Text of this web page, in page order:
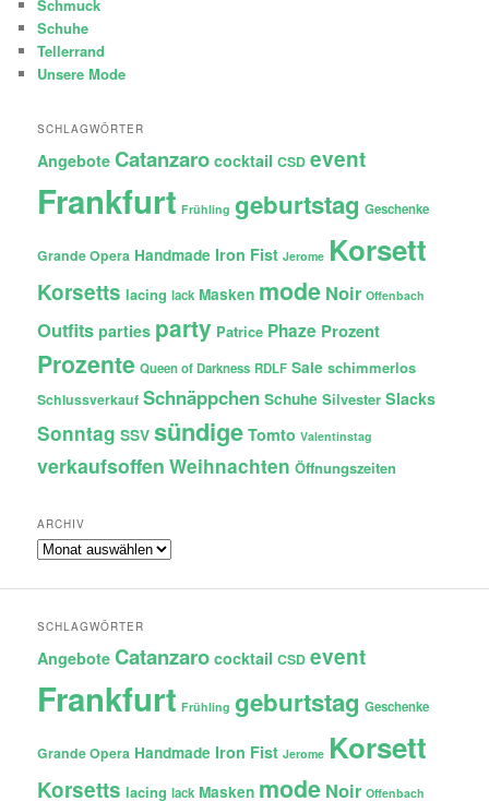
Schmuck
Schuhe
Tellerrand
Unsere Mode
SCHLAGWÖRTER
Angebote Catanzaro cocktail CSD event
Frankfurt Frühling geburtstag Geschenke
Grande Opera Handmade Iron Fist Jerome Korsett
Korsetts lacing lack Masken mode Noir Offenbach
Outfits parties party Patrice Phaze Prozent
Prozente Queen of Darkness RDLF Sale schimmerlos
Schlussverkauf Schnäppchen Schuhe Silvester Slacks
Sonntag SSV sündige Tomto Valentinstag
verkaufsoffen Weihnachten Öffnungszeiten
ARCHIV
Archiv
SCHLAGWÖRTER
Angebote Catanzaro cocktail CSD event
Frankfurt Frühling geburtstag Geschenke
Grande Opera Handmade Iron Fist Jerome Korsett
Korsetts lacing lack Masken mode Noir Offenbach